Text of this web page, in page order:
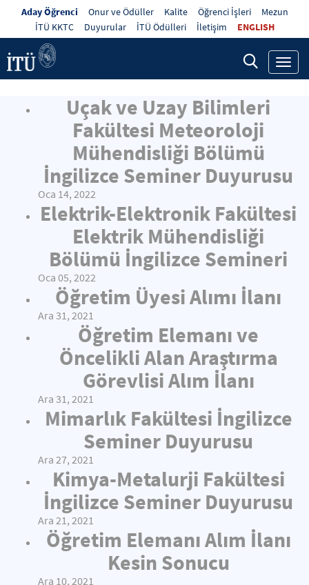
Aday Öğrenci Onur ve Ödüller Kalite Öğrenci İşleri
Mezun
İTÜ KKTC
Duyurular İTÜ Ödülleri İletişim ENGLISH
Uçak ve Uzay Bilimleri
Fakültesi Meteoroloji
Mühendisliği Bölümü
İngilizce Seminer Duyurusu
Oca 14, 2022
Elektrik-Elektronik Fakültesi
Elektrik Mühendisliği
Bölümü İngilizce Semineri
Oca 05, 2022
Öğretim Üyesi Alımı İlanı
Ara 31, 2021
Öğretim Elemanı ve
Öncelikli Alan Araştırma
Görevlisi Alım İlanı
Ara 31, 2021
Mimarlık Fakültesi İngilizce
Seminer Duyurusu
Ara 27, 2021
Kimya-Metalurji Fakültesi
İngilizce Seminer Duyurusu
Ara 21, 2021
Öğretim Elemanı Alım İlanı
Kesin Sonucu
Ara 10, 2021